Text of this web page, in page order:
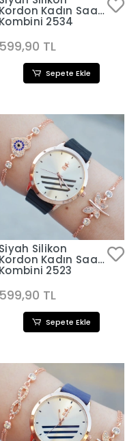
Kordon Kadın Saat
Kombini 2534
599,90 TL
Sepete Ekle
Siyah Silikon
Kordon Kadın Saat
Kombini 2523
599,90 TL
Sepete Ekle